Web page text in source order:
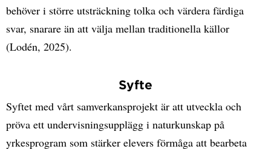
behöver i större utsträckning tolka och värdera färdiga
svar, snarare än att välja mellan traditionella källor
(Lodén, 2025).
Syfte
Syftet med vårt samverkansprojekt är att utveckla och
pröva ett undervisningsupplägg i naturkunskap på
yrkesprogram som stärker elevers förmåga att bearbeta